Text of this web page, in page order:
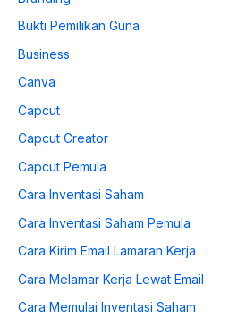
Bukti Pemilikan Guna
Business
Canva
Capcut
Capcut Creator
Capcut Pemula
Cara Inventasi Saham
Cara Inventasi Saham Pemula
Cara Kirim Email Lamaran Kerja
Cara Melamar Kerja Lewat Email
Cara Memulai Inventasi Saham